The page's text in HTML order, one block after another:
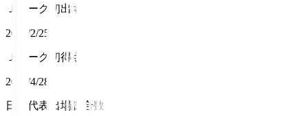
Ｊリーグ初出場
2018/2/25
Ｊリーグ初得点
2018/4/28
日本代表出場試合数